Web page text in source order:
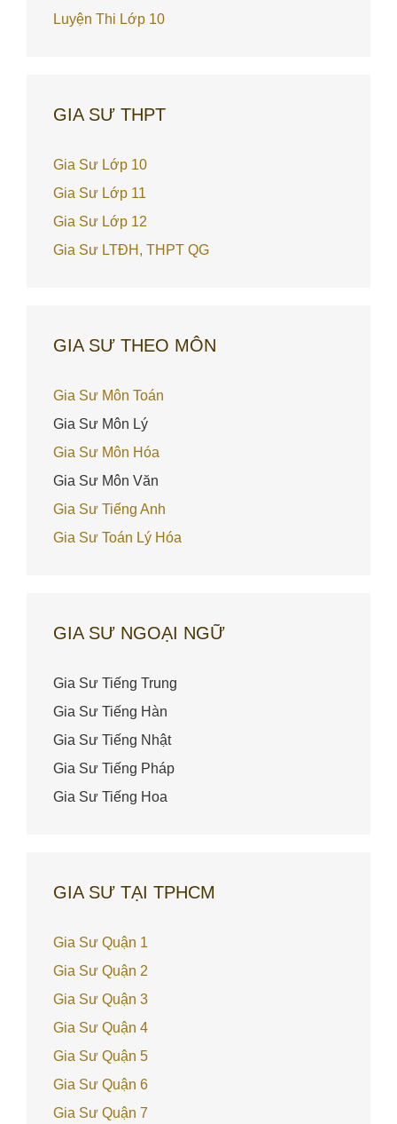
Luyện Thi Lớp 10
GIA SƯ THPT
Gia Sư Lớp 10
Gia Sư Lớp 11
Gia Sư Lớp 12
Gia Sư LTĐH, THPT QG
GIA SƯ THEO MÔN
Gia Sư Môn Toán
Gia Sư Môn Lý
Gia Sư Môn Hóa
Gia Sư Môn Văn
Gia Sư Tiếng Anh
Gia Sư Toán Lý Hóa
GIA SƯ NGOẠI NGỮ
Gia Sư Tiếng Trung
Gia Sư Tiếng Hàn
Gia Sư Tiếng Nhật
Gia Sư Tiếng Pháp
Gia Sư Tiếng Hoa
GIA SƯ TẠI TPHCM
Gia Sư Quận 1
Gia Sư Quận 2
Gia Sư Quận 3
Gia Sư Quận 4
Gia Sư Quận 5
Gia Sư Quận 6
Gia Sư Quận 7